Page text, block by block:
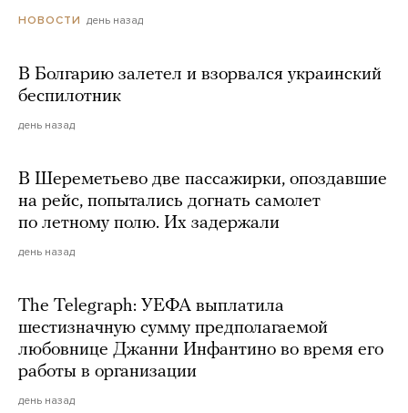
НОВОСТИ день назад
В Болгарию залетел и взорвался украинский
беспилотник
день назад
В Шереметьево две пассажирки, опоздавшие
на рейс, попытались догнать самолет
по летному полю. Их задержали
день назад
The Telegraph: УЕФА выплатила
шестизначную сумму предполагаемой
любовнице Джанни Инфантино во время его
работы в организации
день назад